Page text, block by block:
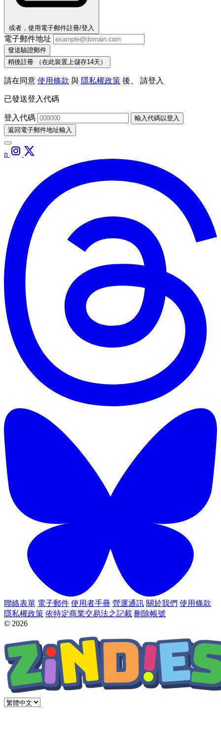
或者，使用電子郵件註冊/登入
電子郵件地址
發送驗證郵件
稍後註冊
（在此裝置上儲存14天）
請在同意 使用條款 與 隱私權政策 後、 請登入
已發送登入代碼
登入代碼
輸入代碼以登入
返回電子郵件地址輸入
n
聯絡表單 電子郵件 使用者手冊 營運通訊 關於我們 使用條款
隱私權政策 依特定商業交易法之記載 刪除帳號
© 2026